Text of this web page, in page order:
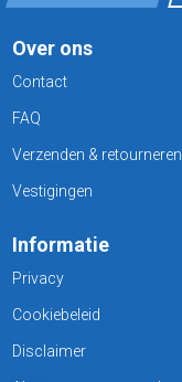
Over ons
Contact
FAQ
Verzenden & retourneren
Vestigingen
Informatie
Privacy
Cookiebeleid
Disclaimer